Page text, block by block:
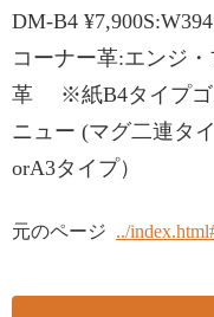
DM-B4
コーナー革:エンジ
革 ※紙B4タイプゴ
ニュー (マグ二連タ
orA3タイプ）
元のページ ../